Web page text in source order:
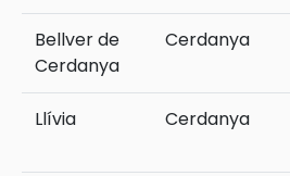
Bellver de
Cerdanya
Cerdanya
Llívia Cerdanya